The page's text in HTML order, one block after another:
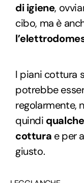
di igiene,
cibo, ma è
I piani cottura
potrebbe
regolarmente,
quindi
cottura e per
giusto.